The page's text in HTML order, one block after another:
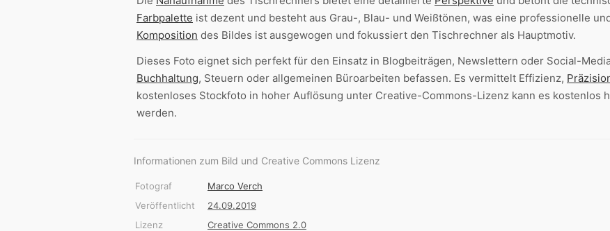
Farbpalette ist dezent und besteht aus Grau-, Blau- und Weißtönen, was eine professionelle
Komposition des Bildes ist ausgewogen und fokussiert den Tischrechner als Hauptmotiv.
Dieses Foto eignet sich perfekt für den Einsatz in Blogbeiträgen, Newslettern oder Social-
Buchhaltung, Steuern oder allgemeinen Büroarbeiten befassen. Es vermittelt Effizienz,
kostenloses Stockfoto in hoher Auflösung unter Creative-Commons-Lizenz kann es kostenlos
werden.
Informationen zum Bild und Creative Commons Lizenz
Fotograf
Marco Verch
Veröffentlicht
24.09.2019
Lizenz
Creative Commons 2.0